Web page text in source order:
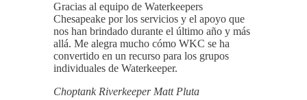
Gracias al equipo de Waterkeepers
Chesapeake por los servicios y el apoyo que
nos han brindado durante el último año y más
allá. Me alegra mucho cómo WKC se ha
convertido en un recurso para los grupos
individuales de Waterkeeper.
Choptank Riverkeeper Matt Pluta